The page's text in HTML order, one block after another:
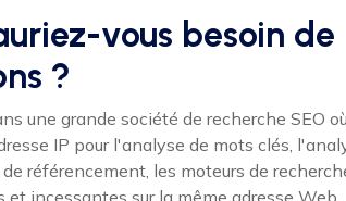
vous besoin de
?
une grande société de recherche SEO
IP pour l'analyse de mots clés,
référencement, les moteurs de